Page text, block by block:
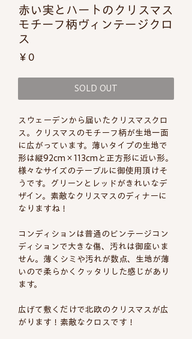
赤い実とハートのクリスマス
モチーフ柄ヴィンテージクロ
ス
￥0価
SOLD OUT
スウェーデンから届いたクリスマスクロ
ス。クリスマスのモチーフ柄が生地一面
に広がっています。薄いタイプの生地で
形は縦92cm×113cmと正方形に近い形。
様々なサイズのテーブルに御使用頂けそ
うです。グリーンとレッドがきれいなデ
ザイン。素敵なクリスマスのディナーに
なりますね！
コンディションは普通のビンテージコン
ディションで大きな傷、汚れは御座いま
せん。薄くシミや汚れが数点、生地が薄
いので柔らかくクッタリした感じがあり
ます。
広げて敷くだけで北欧のクリスマスが広
がります！素敵なクロスです！